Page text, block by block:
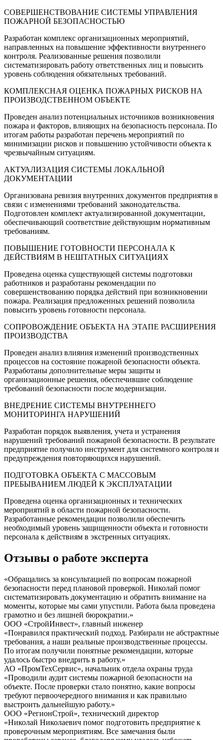
СОВЕРШЕНСТВОВАНИЕ СИСТЕМЫ УПРАВЛЕНИЯ
ПОЖАРНОЙ БЕЗОПАСНОСТЬЮ
Разработан комплекс организационных мероприятий,
направленных на повышение эффективности внутреннего
контроля. Реализованные решения позволили
систематизировать работу ответственных лиц и повысить
уровень соблюдения обязательных требований.
КОМПЛЕКСНАЯ ОЦЕНКА ПОЖАРНЫХ РИСКОВ НА
ПРОИЗВОДСТВЕННОМ ОБЪЕКТЕ
Проведен анализ потенциальных источников возникновения
пожара и факторов, влияющих на безопасность персонала. По
итогам работы разработан перечень мероприятий по
минимизации рисков и повышению устойчивости объекта к
чрезвычайным ситуациям.
АКТУАЛИЗАЦИЯ СИСТЕМЫ ЛОКАЛЬНОЙ
ДОКУМЕНТАЦИИ
Организована ревизия внутренних документов предприятия в
связи с изменениями требований законодательства.
Подготовлен комплект актуализированной документации,
обеспечивающий соответствие действующим нормативным
требованиям.
ПОВЫШЕНИЕ ГОТОВНОСТИ ПЕРСОНАЛА К
ДЕЙСТВИЯМ В НЕШТАТНЫХ СИТУАЦИЯХ
Проведена оценка существующей системы подготовки
работников и разработаны рекомендации по
совершенствованию порядка действий при возникновении
пожара. Реализация предложенных решений позволила
повысить уровень готовности персонала.
СОПРОВОЖДЕНИЕ ОБЪЕКТА НА ЭТАПЕ РАСШИРЕНИЯ
ПРОИЗВОДСТВА
Проведен анализ влияния изменений производственных
процессов на состояние пожарной безопасности объекта.
Разработаны дополнительные меры защиты и
организационные решения, обеспечившие соблюдение
требований безопасности после модернизации.
ВНЕДРЕНИЕ СИСТЕМЫ ВНУТРЕННЕГО
МОНИТОРИНГА НАРУШЕНИЙ
Разработан порядок выявления, учета и устранения
нарушений требований пожарной безопасности. В результате
предприятие получило инструмент для системного контроля и
предупреждения повторяющихся нарушений.
ПОДГОТОВКА ОБЪЕКТА С МАССОВЫМ
ПРЕБЫВАНИЕМ ЛЮДЕЙ К ЭКСПЛУАТАЦИИ
Проведена оценка организационных и технических
мероприятий в области пожарной безопасности.
Разработанные рекомендации позволили обеспечить
необходимый уровень защищенности объекта и готовности
персонала к действиям в экстренных ситуациях.
Отзывы о работе эксперта
«Обращались за консультацией по вопросам пожарной
безопасности перед плановой проверкой. Николай помог
систематизировать документацию и обратить внимание на
моменты, которые мы сами упустили. Работа была проведена
грамотно и без лишней бюрократии.»
ООО «СтройИнвест», главный инженер
«Понравился практический подход. Разбирали не абстрактные
требования, а наши реальные производственные процессы.
По итогам получили понятные рекомендации, которые
удалось быстро внедрить в работу.»
АО «ПромТехСервис», начальник отдела охраны труда
«Проводили аудит системы пожарной безопасности на
объекте. После проверки стало понятно, какие вопросы
требуют первоочередного внимания и как правильно
выстроить дальнейшую работу.»
ООО «РегионСтрой», технический директор
«Николай Николаевич помог подготовить предприятие к
проверочным мероприятиям. Все замечания были